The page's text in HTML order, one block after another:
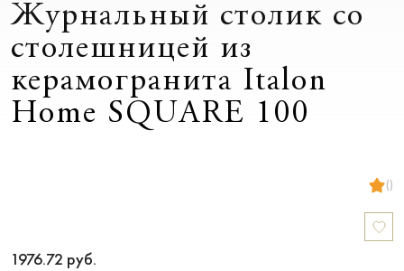
Журнальный столик со
столешницей из
керамогранита Italon
Home SQUARE 100
()
1976.72 руб.